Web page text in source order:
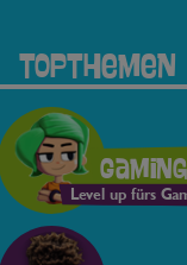
TopThemen
Gaming
Level up fürs